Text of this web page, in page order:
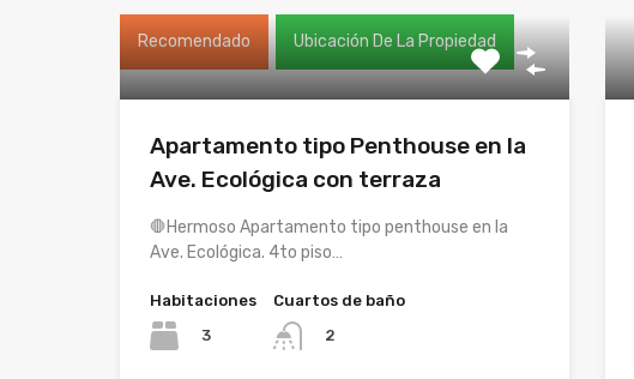
Recomendado Ubicación De La Propiedad
Apartamento tipo Penthouse en la
Ave. Ecológica con terraza
🛑Hermoso Apartamento tipo penthouse en la
Ave. Ecológica. 4to piso…
Habitaciones
3
Cuartos de baño
2